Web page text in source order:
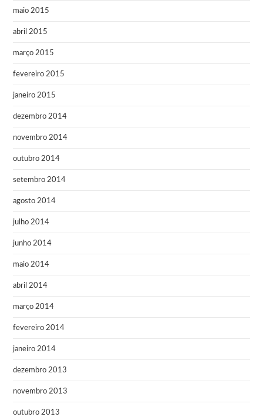
maio 2015
abril 2015
março 2015
fevereiro 2015
janeiro 2015
dezembro 2014
novembro 2014
outubro 2014
setembro 2014
agosto 2014
julho 2014
junho 2014
maio 2014
abril 2014
março 2014
fevereiro 2014
janeiro 2014
dezembro 2013
novembro 2013
outubro 2013